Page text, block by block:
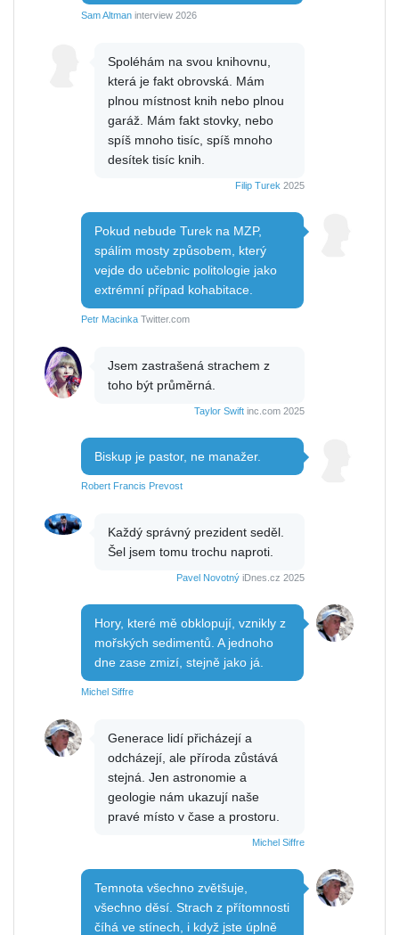
Sam Altman interview 2026
Spoléhám na svou knihovnu,
která je fakt obrovská. Mám
plnou místnost knih nebo plnou
garáž. Mám fakt stovky, nebo
spíš mnoho tisíc, spíš mnoho
desítek tisíc knih.
Filip Turek 2025
Pokud nebude Turek na MZP,
spálím mosty způsobem, který
vejde do učebnic politologie jako
extrémní případ kohabitace.
Petr Macinka Twitter.com
Jsem zastrašená strachem z
toho být průměrná.
Taylor Swift inc.com 2025
Biskup je pastor, ne manažer.
Robert Francis Prevost
Každý správný prezident seděl.
Šel jsem tomu trochu naproti.
Pavel Novotný iDnes.cz 2025
Hory, které mě obklopují, vznikly z
mořských sedimentů. A jednoho
dne zase zmizí, stejně jako já.
Michel Siffre
Generace lidí přicházejí a
odcházejí, ale příroda zůstává
stejná. Jen astronomie a
geologie nám ukazují naše
pravé místo v čase a prostoru.
Michel Siffre
Temnota všechno zvětšuje,
všechno děsí. Strach z přítomnosti
číhá ve stínech, i když jste úplně